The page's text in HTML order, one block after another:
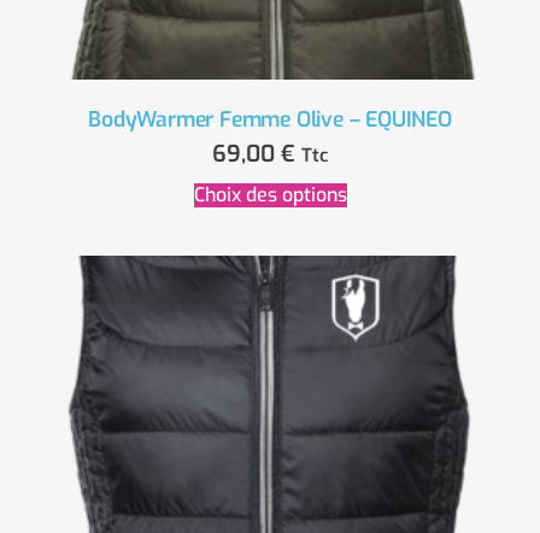
BodyWarmer Femme Olive – EQUINEO
69,00 € Ttc
Choix des options